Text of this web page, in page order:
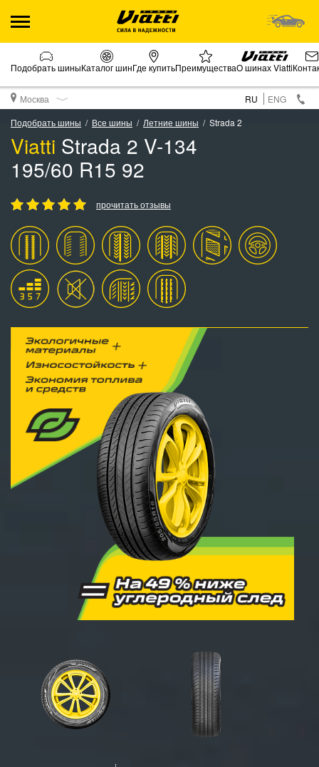
Подобрать шиныКаталог шинГде купитьПреимуществаО шинах Viatti
Москва RU
ENG
Подобрать шины
Все шины Летние шины Strada 2
Viatti Strada 2 V-134
195/60 R15 92
прочитать отзывы